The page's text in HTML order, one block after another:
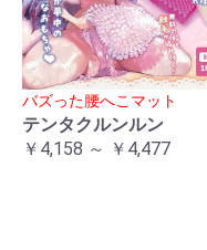
バズった腰へこマット
テンタクルンルン
￥4,158 ～ ￥4,477